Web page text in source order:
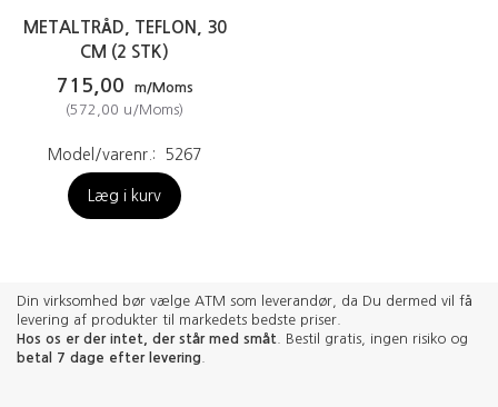
METALTRÅD, TEFLON, 30
CM (2 STK)
715,00
m/Moms
(572,00 u/Moms)
Model/varenr.: 5267
Læg i kurv
Din virksomhed bør vælge ATM som leverandør, da Du dermed vil få
levering af produkter til markedets bedste priser.
Hos os er der intet, der står med småt . Bestil gratis, ingen risiko og
betal 7 dage efter levering